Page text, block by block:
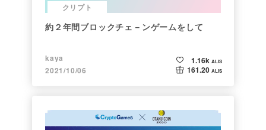
クリプト
約２年間ブロックチェ－ンゲームをして
kaya
2021/10/06
1.16k ALIS
161.20 ALIS